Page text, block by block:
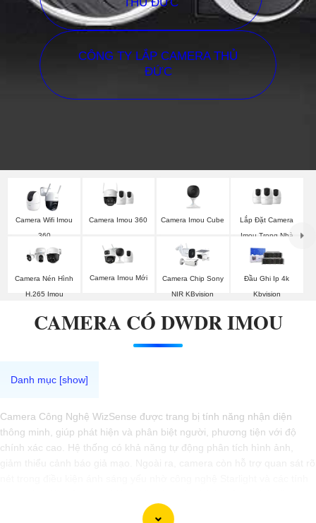
CÔNG TY LẮP CAMERA THỦ
ĐỨC
Camera Wifi Imou
360
Camera Imou 360 Camera Imou Cube
Lắp Đặt Camera
Imou Trong Nhà
Camera Nén Hình
H.265 Imou
Camera Imou Mới
Camera Chip Sony
NIR KBvision
Đầu Ghi Ip 4k
Kbvision
CAMERA CÓ DWDR IMOU
Camera Công Nghệ WizSense được trang bị tính năng nhận diện
thông minh, giúp phát hiện và phân biệt người, phương tiện với độ
chính xác cao. Hệ thống có khả năng tự động phân tích hình ảnh,